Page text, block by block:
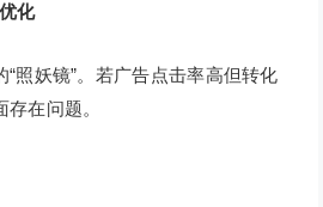
化
照妖镜”。若广告点击率高但转化
在问题。